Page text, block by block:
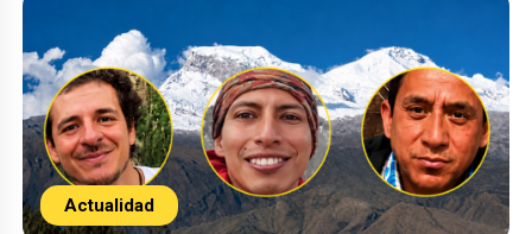
Actualidad